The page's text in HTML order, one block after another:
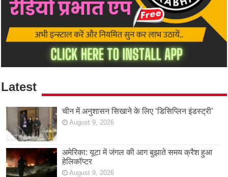
Latest
चीन में अनुशासन सिखाने के लिए ‘डिसिप्लिन इंडस्ट्री’
August 9, 2026
अमेरिका: यूटा में जंगल की आग बुझाते समय क्रैश हुआ
हेलिकॉप्टर
August 9, 2026